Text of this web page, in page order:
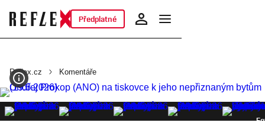
Předplatné
Reflex.cz Komentáře